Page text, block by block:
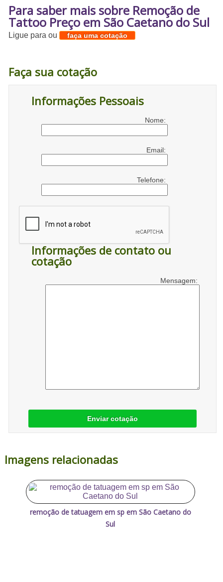
Para saber mais sobre Remoção de
Tattoo Preço em São Caetano do Sul
Ligue paraou faça uma cotação
Faça sua cotação
Informações Pessoais
Nome:
Email:
Telefone:
Informações de contato ou
cotação
Mensagem:
Enviar cotação
Imagens relacionadas
remoção de tatuagem em sp em São Caetano do
Sul